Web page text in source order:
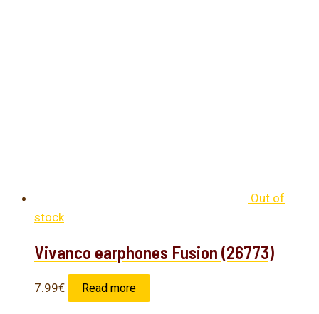
Out of
stock
Vivanco earphones Fusion (26773)
7.99€ Read more